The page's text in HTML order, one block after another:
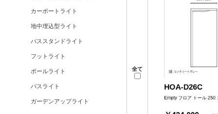
カーポートライト
地中埋込型ライト
パススタンドライト
フットライト
ポールライト
パスライト
ガーデンアップライト
全て